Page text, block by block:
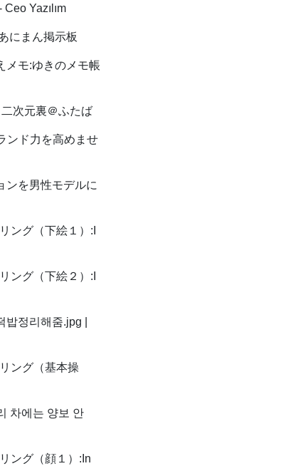
Yazılım
にまん掲示板
メモ:ゆきのメモ帳
次元裏＠ふたば
ンド力を高めませ
ンを男性モデルに
ング（下絵１）:I
ング（下絵２）:I
정리해줌.jpg |
ング（基本操
차에는 양보 안
ング（顔１）:In